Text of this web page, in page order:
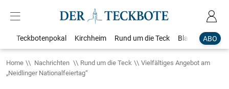
ABO
Teckbotenpokal Kirchheim Rund um die Teck Blaulicht
Home Nachrichten Rund um die Teck
Vielfältiges Angebot am
„Neidlinger Nationalfeiertag“